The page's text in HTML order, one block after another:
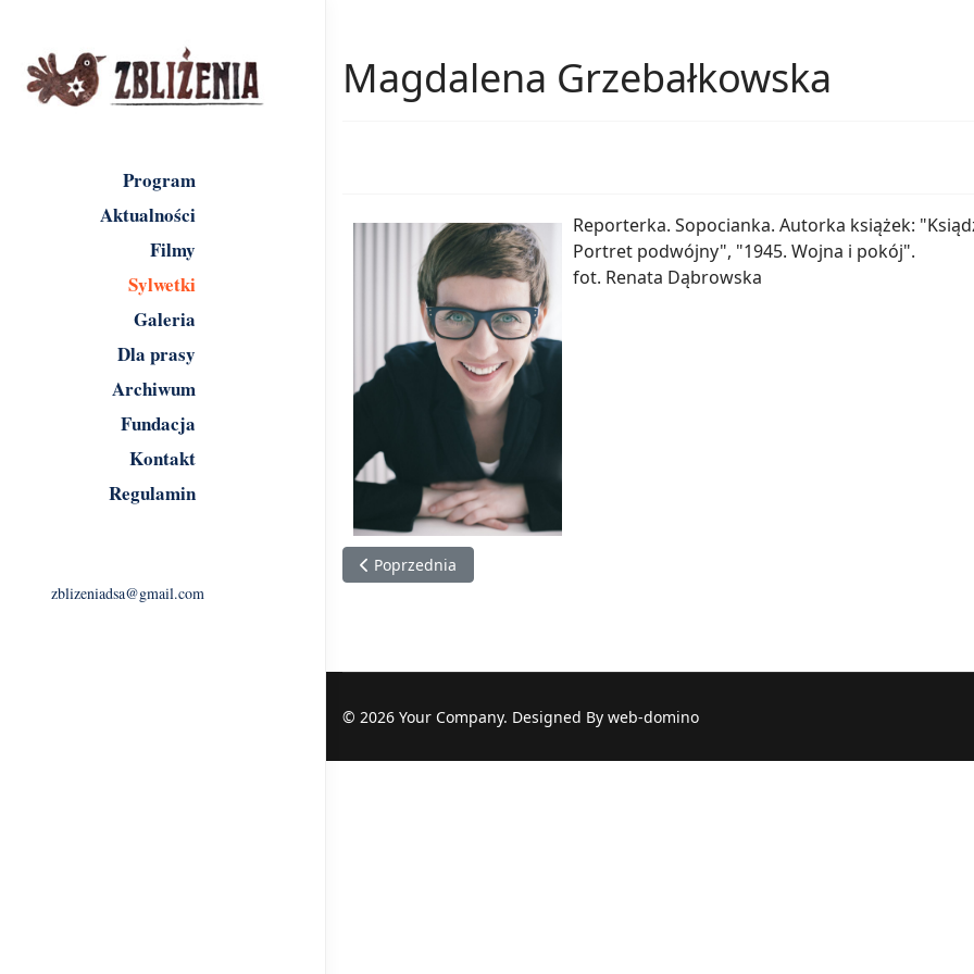
Program
Aktualności
Filmy
Sylwetki
Galeria
Dla prasy
Archiwum
Fundacja
Kontakt
Regulamin
zblizeniadsa@gmail.com
Magdalena Grzebałkowska
Reporterka. Sopocianka. Autorka książek:
Portret podwójny", "1945. Wojna i pokój".
fot. Renata Dąbrowska
Poprzednia strona: Magdalena Żulińska
Poprzednia
© 2026 Your Company. Designed By web-domino